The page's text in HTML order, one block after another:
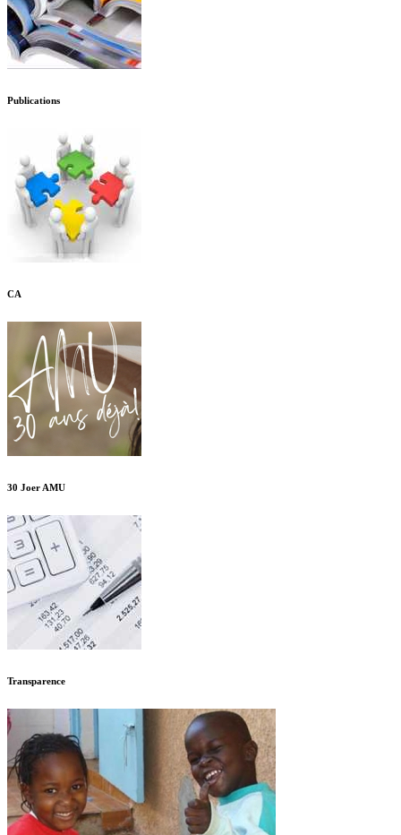
Publications
CA
30 Joer AMU
Transparence